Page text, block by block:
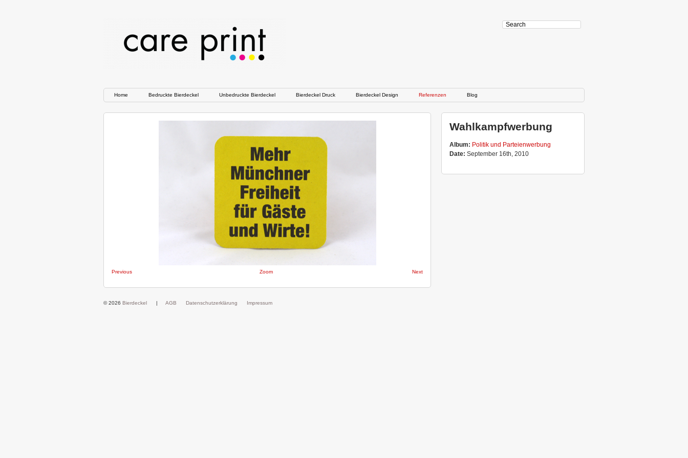
Home Bedruckte Bierdeckel Unbedruckte Bierdeckel Bierdeckel Druck Bierdeckel Design Referenzen Blog
Next
Previous Zoom
Wahlkampfwerbung
Album: Politik und Parteienwerbung
Date: September 16th, 2010
© 2026 Bierdeckel | AGB Datenschutzerklärung Impressum